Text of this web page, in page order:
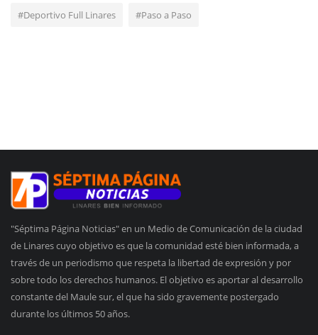
#Deportivo Full Linares #Paso a Paso
"Séptima Página Noticias" en un Medio de Comunicación de la ciudad
de Linares cuyo objetivo es que la comunidad esté bien informada, a
través de un periodismo que respeta la libertad de expresión y por
sobre todo los derechos humanos. El objetivo es aportar al desarrollo
constante del Maule sur, el que ha sido gravemente postergado
durante los últimos 50 años.